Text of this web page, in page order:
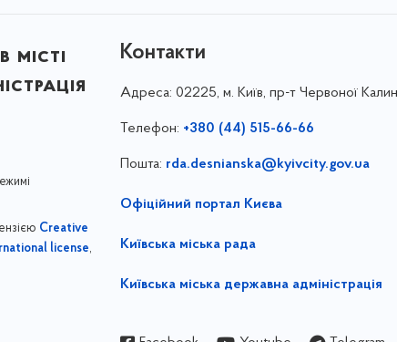
місті
Creative
license,
Контакти
Адреса: 02225, м. Київ, пр-т Червоної
Телефон: +380 (44) 515-66-66
Пошта: rda.desnianska@kyivcity.gov.ua
Офіційний портал Києва
Київська міська рада
Київська міська державна адміністрація